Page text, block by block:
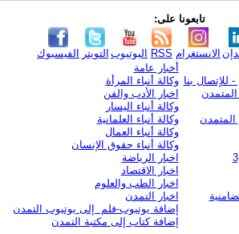
تابعونا على:
الفيسبوك التويتر اليوتيوب RSS الانستغرام
للإتصال بنا
المتمدن
أخبار عامة
وكالة أنباء المرأة
اخبار الأدب والفن
وكالة أنباء اليسار
وكالة أنباء العلمانية
وكالة أنباء العمال
وكالة أنباء حقوق الإنسان
اخبار الرياضة
اخبار الاقتصاد
اخبار الطب والعلوم
اخبار التمدن
إضافة يوتيوب-فلم إلى يوتيوب التمدن
إضافة كتاب إلى مكتبة التمدن